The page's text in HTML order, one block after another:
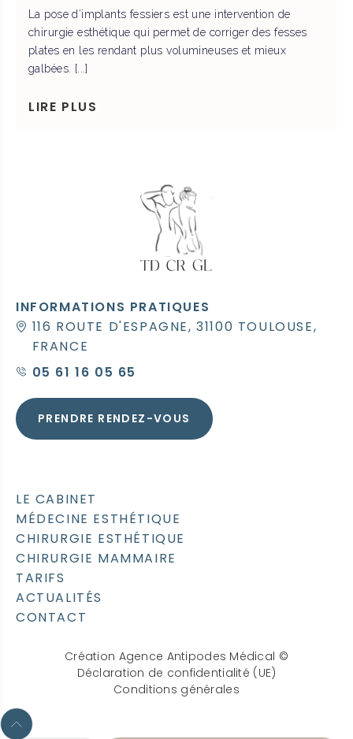
La pose d’implants fessiers est une intervention de
chirurgie esthétique qui permet de corriger des fesses
plates en les rendant plus volumineuses et mieux
galbées. [...]
LIRE PLUS
INFORMATIONS PRATIQUES
116 ROUTE D'ESPAGNE, 31100 TOULOUSE,
FRANCE
05 61 16 05 65
LE CABINET
MÉDECINE ESTHÉTIQUE
CHIRURGIE ESTHÉTIQUE
CHIRURGIE MAMMAIRE
TARIFS
ACTUALITÉS
CONTACT
PRENDRE RENDEZ-VOUS
Création Agence Antipodes Médical ©
Déclaration de confidentialité (UE)
Conditions générales